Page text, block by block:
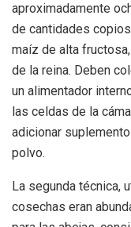
aproximadamente
de cantidades
maíz de alta
de la reina. Deben
un alimentador
las celdas de la
adicionar
polvo.
La segunda técnica,
cosechas eran